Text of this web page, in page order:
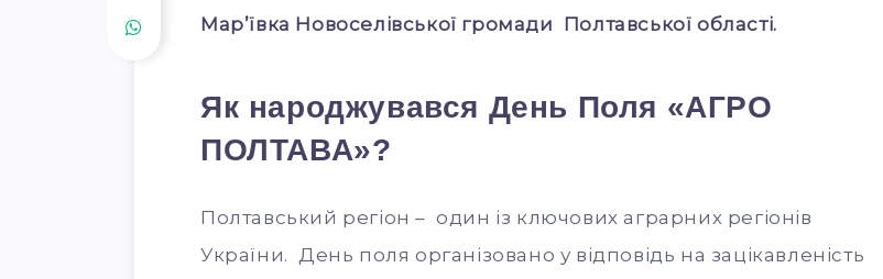
Мар’ївка Новоселівської громади Полтавської області.
Як народжувався День Поля «АГРО
ПОЛТАВА»?
Полтавський регіон – один із ключових аграрних регіонів
України. День поля організовано у відповідь на зацікавленість